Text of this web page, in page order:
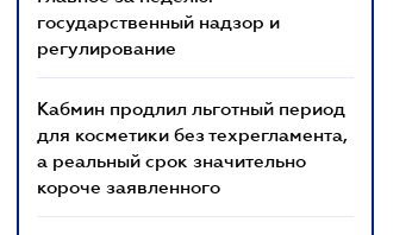
государственный надзор и
регулирование
Кабмин продлил льготный период
для косметики без техрегламента,
а реальный срок значительно
короче заявленного